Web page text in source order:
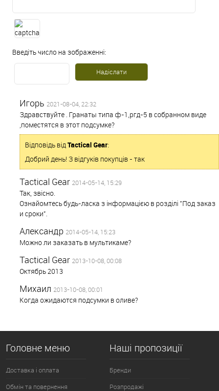
Введіть число на зображенні:
Игорь 2021-08-04, 22:32
Здравствуйте . Гранаты типа ф-1,ргд-5 в собранном виде
,поместятся в этот подсумке?
Відповідь від Tactical Gear:
Добрий день! З відгуків покупців - так
Tactical Gear 2014-05-14, 15:29
Так, звісно.
Ознайомтесь будь-ласка з інформацією в розділі "Под заказ
и сроки".
Александр 2014-05-14, 15:23
Можно ли заказать в мультикаме?
Tactical Gear 2013-10-08, 00:08
Октябрь 2013
Михаил 2013-10-08, 00:01
Когда ожидаются подсумки в оливе?
Головне меню
Доставка і оплата
Обмін та повернення
Наші пропозиції
Бренди
Розпродажі